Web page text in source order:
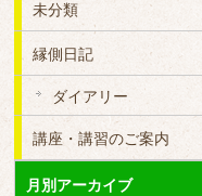
未分類
縁側日記
ダイアリー
講座・講習のご案内
月別アーカイブ